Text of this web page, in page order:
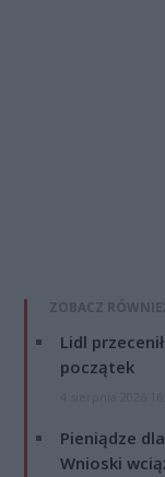
ZOBACZ
Lidl
początek
Pieniądze
Wnioski